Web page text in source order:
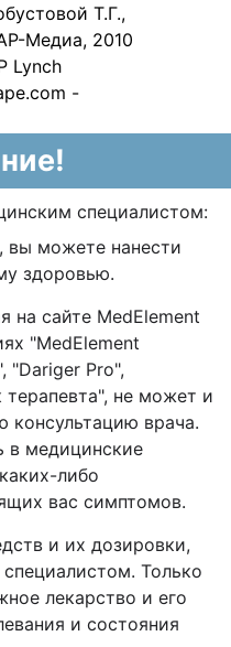
Т.Г.,
Медиа, 2010
Lynch
-
специалистом:
вы можете нанести
здоровью.
на сайте MedElement
"MedElement
"Dariger Pro",
терапевта", не может и
консультацию врача.
в медицинские
либо
вас симптомов.
и их дозировки,
Только
лекарство и его
и состояния